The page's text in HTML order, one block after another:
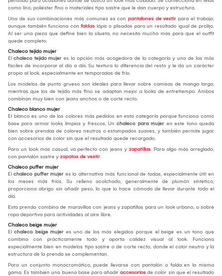
como lino, poliéster fino o materiales tipo sastre que le dan cuerpo y estructura.
Una de sus combinaciones más comunes es con pantalones de vestir para el trabajo,
aunque también funciona con faldas lápiz o plisadas para un resultado igual de prolijo.
Al ser una pieza que define bien la silueta, no necesita mucho más para que el outfit
quede completo.
Chaleco tejido mujer
El chaleco tejido mujer es la opción más acogedora de la categoría y una de las más
fáciles de incorporar al día a día. Su textura lo diferencia del resto y le da un carácter
propio al look, especialmente en temporadas de frío.
Los modelos de punto grueso son ideales para llevar sobre camisas de manga larga,
mientras que los de tejido más fino se adaptan mejor a looks de entretiempo. Ambos
combinan muy bien con jeans anchos o de corte recto.
Chaleco blanco mujer
El blanco es uno de los colores más pedidos en esta categoría porque funciona como
base para armar looks limpios y frescos. Un chaleco para mujer en este tono queda
bien sobre prendas de colores neutros o estampados suaves, y también permite jugar
con accesorios de color sin que el resultado quede recargado.
Para un look más casual, va perfecto con jeans y zapatillas. Para algo más arreglado,
con pantalón sastre y zapatos de vestir.
Chaleco puffer mujer
El chaleco puffer mujer es la alternativa más funcional de todas, especialmente útil en
los meses más fríos. Su relleno acolchado, generalmente de plumón sintético,
proporciona abrigo sin añadir peso, lo que lo hace cómodo de llevar durante todo el
día.
Esta prenda combina de maravillas con jeans y zapatillas para un look urbano, o sobre
ropa deportiva para actividades al aire libre.
Chaleco beige mujer
El chaleco beige mujer es uno de los más elegidos porque el beige es un tono que
combina con prácticamente todo y aporta calidez visual al look. Funciona
especialmente bien en modelos tipo sastre o de corte recto, donde el color neutro y la
estructura de la prenda se complementan.
Para un conjunto monocromático, puede llevarse con pantalón o falda en la misma
gama. Es también una buena base para añadir accesorios de color sin que el resultado